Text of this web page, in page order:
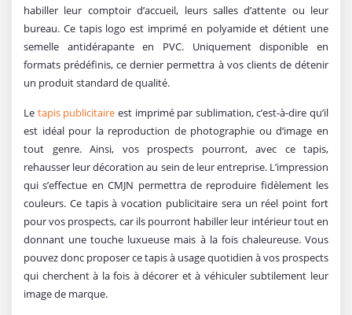
habiller leur comptoir d’accueil, leurs salles d’attente ou leur
bureau. Ce tapis logo est imprimé en polyamide et détient une
semelle antidérapante en PVC. Uniquement disponible en
formats prédéfinis, ce dernier permettra à vos clients de détenir
un produit standard de qualité.
Le tapis publicitaire est imprimé par sublimation, c’est-à-dire qu’il
est idéal pour la reproduction de photographie ou d’image en
tout genre. Ainsi, vos prospects pourront, avec ce tapis,
rehausser leur décoration au sein de leur entreprise. L’impression
qui s’effectue en CMJN permettra de reproduire fidèlement les
couleurs. Ce tapis à vocation publicitaire sera un réel point fort
pour vos prospects, car ils pourront habiller leur intérieur tout en
donnant une touche luxueuse mais à la fois chaleureuse. Vous
pouvez donc proposer ce tapis à usage quotidien à vos prospects
qui cherchent à la fois à décorer et à véhiculer subtilement leur
image de marque.